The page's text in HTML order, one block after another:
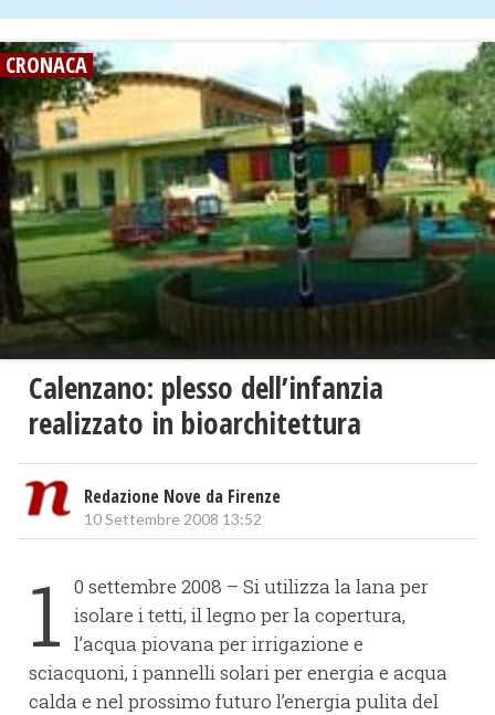
CRONACA
Calenzano: plesso dell’infanzia
realizzato in bioarchitettura
Redazione Nove da Firenze
10 Settembre 2008 13:52
1 0 settembre 2008 – Si utilizza la lana per
isolare i tetti, il legno per la copertura,
l’acqua piovana per irrigazione e
sciacquoni, i pannelli solari per energia e acqua
calda e nel prossimo futuro l’energia pulita del